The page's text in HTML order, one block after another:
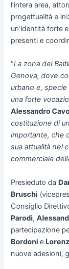
l’intera area,
progettualità e
un’identità forte
presenti e
“La zona dei
Genova, dove
urbano e,
una forte
Alessandro
costituzione di
importante, che
sua attualità nel
commerciale
Presieduto da
Bruschi
Consiglio
Parodi,
partecipazione
Bordonie
nuove adesioni,